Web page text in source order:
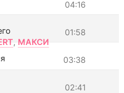
04:16
01:58
, МАКСИ
03:38
02:41